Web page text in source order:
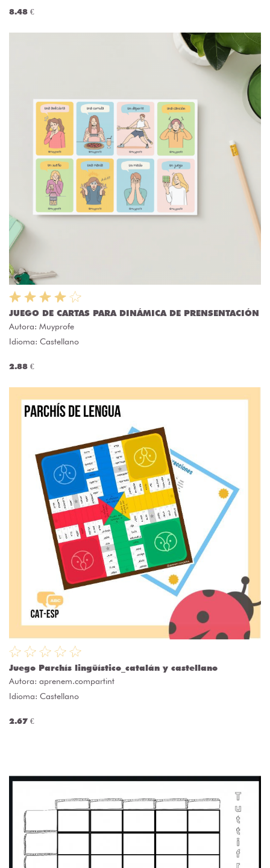
8.48 €
JUEGO DE CARTAS PARA DINÁMICA DE PRENSENTACIÓN
Autora: Muyprofe
Idioma: Castellano
2.88 €
Juego Parchís lingüístico_catalán y castellano
Autora: aprenem.compartint
Idioma: Castellano
2.67 €